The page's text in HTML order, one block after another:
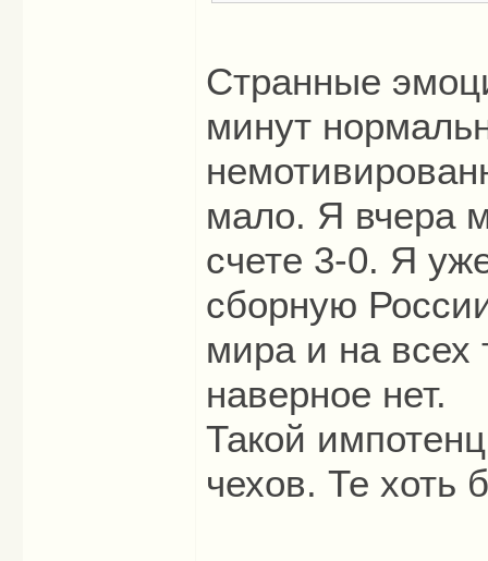
Странные
минут
мало. Я вчера
счете 3-0. Я
сборную
мира и на всех
наверное нет.
Такой
чехов. Те хоть